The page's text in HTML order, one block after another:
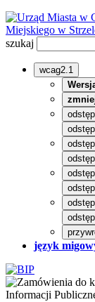
Miejskiego w
szukaj
wcag2.1
język